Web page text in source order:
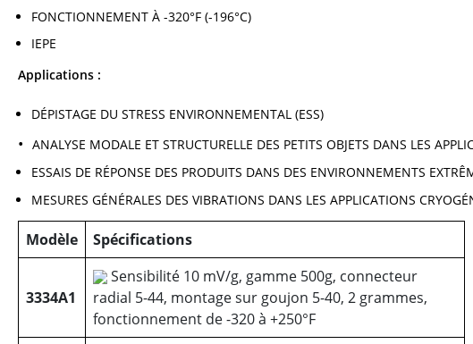
FONCTIONNEMENT À -320°F (-196°C)
IEPE
Applications :
DÉPISTAGE DU STRESS ENVIRONNEMENTAL (ESS)
ANALYSE MODALE ET STRUCTURELLE DES PETITS OBJETS DANS LES
ESSAIS DE RÉPONSE DES PRODUITS DANS DES ENVIRONNEMENTS
MESURES GÉNÉRALES DES VIBRATIONS DANS LES APPLICATIONS
Modèle Spécifications
3334A1
Sensibilité 10 mV/g, gamme 500g, connecteur
radial 5-44, montage sur goujon 5-40, 2 grammes,
fonctionnement de -320 à +250°F